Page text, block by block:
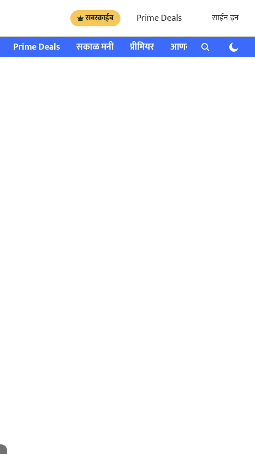
सबस्क्राईब Prime Deals साईन इन
Prime Deals सकाळ मनी प्रीमियर आणखी राशी भविष्य